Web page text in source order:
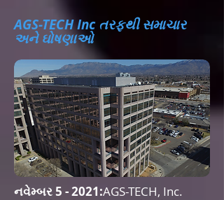
AGS-TECH Inc તરફથી સમાચાર
અને ઘોષણાઓ
નવેમ્બર 5 - 2021:AGS-TECH, Inc.